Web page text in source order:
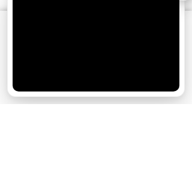
можно и в старых девах остаться.
Завела с ним разговор об этом,